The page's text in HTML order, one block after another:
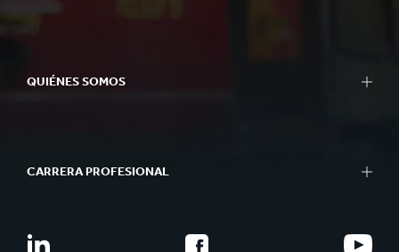
Casos de Éxito
Better Planet Packaging
QUIÉNES SOMOS
CARRERA PROFESIONAL
Jóvenes profesionales